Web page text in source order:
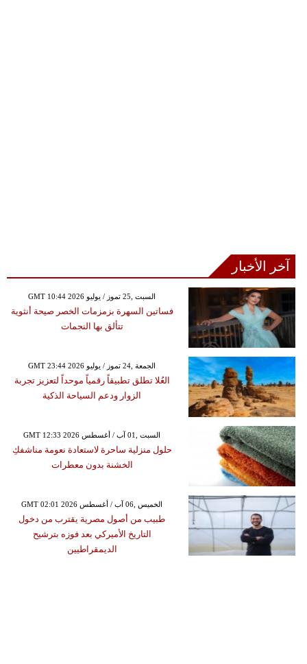
آخر الأخبار
GMT 10:44 2026 السبت ,25 تموز / يوليو
فساتين السهرة بزمزمات الخصر صيحة أنثوية
تتألق بها النجمات
GMT 23:44 2026 الجمعة ,24 تموز / يوليو
العُلا تطلق تطبيقاً رقمياً موحداً لتعزيز تجربة
الزوار ودعم السياحة الذكية
GMT 12:33 2026 السبت ,01 آب / أغسطس
حلول منزلية ساحرة لاستعادة نعومة مناشفكِ
الخشنة بدون معطرات
GMT 02:01 2026 الخميس ,06 آب / أغسطس
طبيب من أصول مصرية يقترب من دخول
التاريخ الأميركي بعد فوزه بترشيح
الديمقراطيين